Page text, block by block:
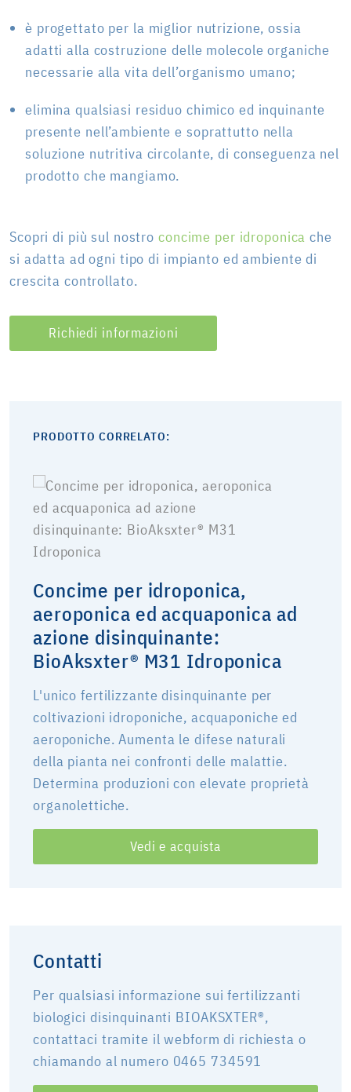
è progettato per la miglior nutrizione, ossia
adatti alla costruzione delle molecole organiche
necessarie alla vita dell’organismo umano;
elimina qualsiasi residuo chimico ed inquinante
presente nell’ambiente e soprattutto nella
soluzione nutritiva circolante, di conseguenza nel
prodotto che mangiamo.
Scopri di più sul nostroconcime per idroponica che
si adatta ad ogni tipo di impianto ed ambiente di
crescita controllato.
Richiedi informazioni
PRODOTTO CORRELATO:
Concime per idroponica,
aeroponica ed acquaponica ad
azione disinquinante:
BioAksxter® M31 Idroponica
L'unico fertilizzante disinquinante per
coltivazioni idroponiche, acquaponiche ed
aeroponiche. Aumenta le difese naturali
della pianta nei confronti delle malattie.
Determina produzioni con elevate proprietà
organolettiche.
Vedi e acquista
Contatti
Per qualsiasi informazione sui fertilizzanti
biologici disinquinanti BIOAKSXTER®,
contattaci tramite il webform di richiesta o
chiamando al numero 0465 734591